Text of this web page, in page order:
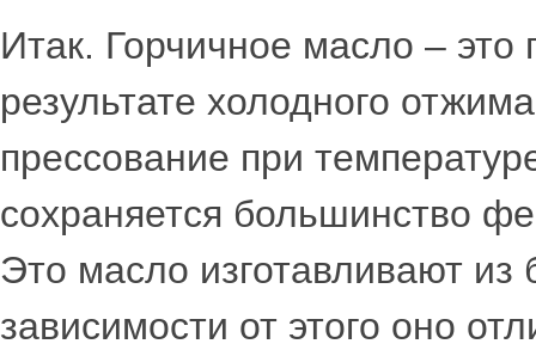
Итак. Горчичное масло – это
результате холодного
прессование при
сохраняется большинство
Это масло изготавливают
зависимости от этого оно